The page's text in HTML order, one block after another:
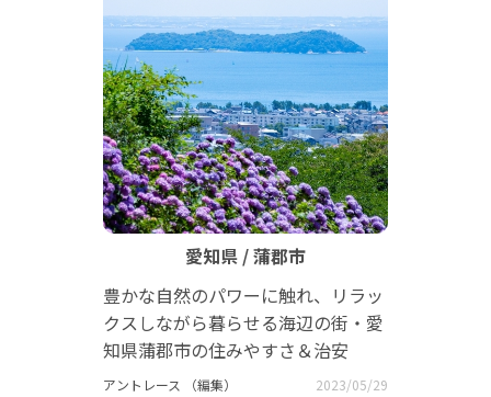
愛知県 / 蒲郡市
豊かな自然のパワーに触れ、リラッ
クスしながら暮らせる海辺の街・愛
知県蒲郡市の住みやすさ＆治安
アントレース （編集） 2023/05/29